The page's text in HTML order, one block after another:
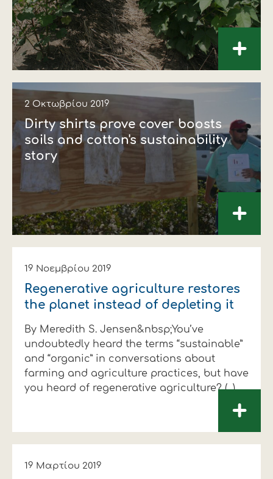
+
2 Οκτωβρίου 2019
Dirty shirts prove cover boosts
soils and cotton's sustainability
story
+
19 Νοεμβρίου 2019
Regenerative agriculture restores
the planet instead of depleting it
By Meredith S. Jensen&nbsp;You’ve
undoubtedly heard the terms “sustainable”
and “organic” in conversations about
farming and agriculture practices, but have
you heard of regenerative agriculture? (...)
+
19 Μαρτίου 2019